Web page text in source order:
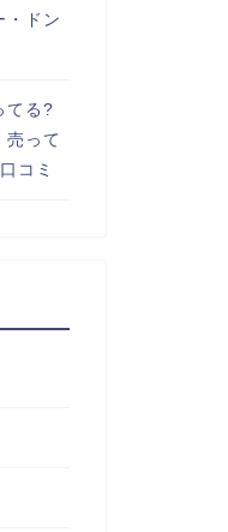
・ドン
てる?
売って
コミ